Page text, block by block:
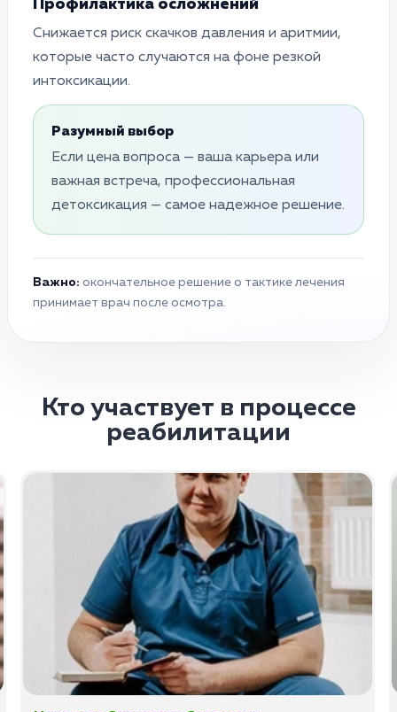
Профилактика осложнений
Снижается риск скачков давления и аритмии,
которые часто случаются на фоне резкой
интоксикации.
Разумный выбор
Если цена вопроса — ваша карьера или
важная встреча, профессиональная
детоксикация — самое надежное решение.
Важно: окончательное решение о тактике лечения
принимает врач после осмотра.
Кто участвует в процессе
реабилитации